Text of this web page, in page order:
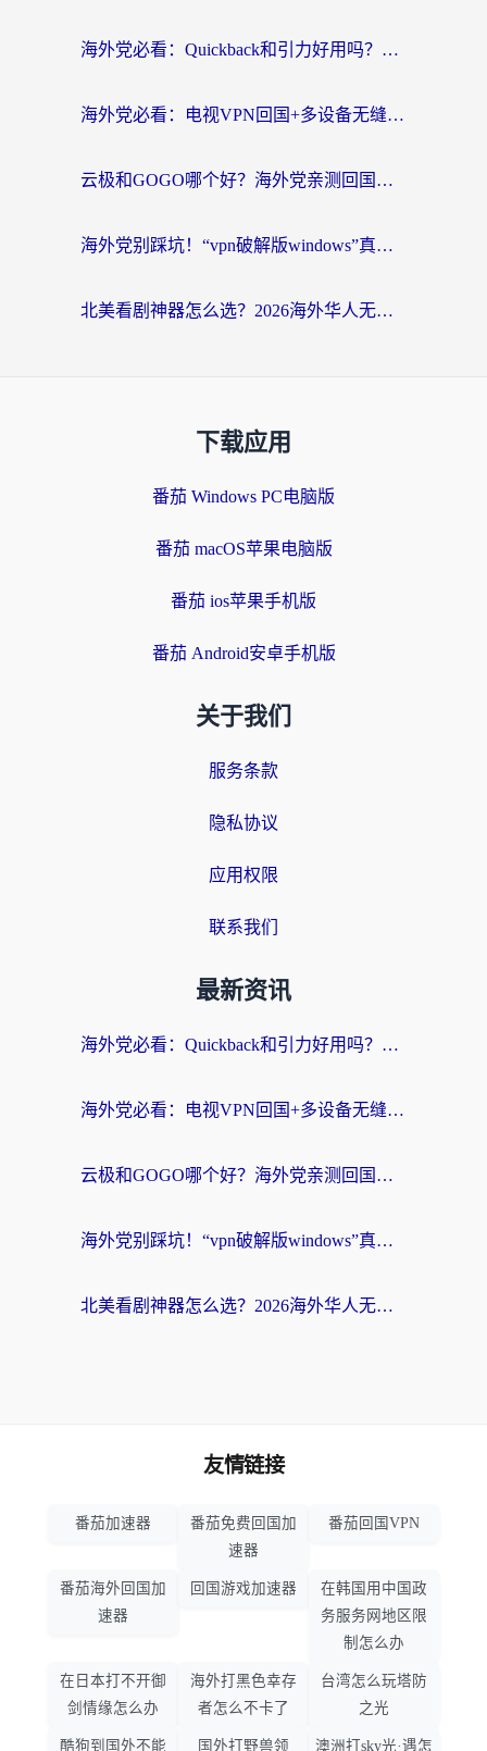
海外党必看：Quickback和引力好用吗？3分钟搞懂回国加速器怎么选
海外党必看：电视VPN回国+多设备无缝访问国内资源的实用指南
云极和GOGO哪个好？海外党亲测回国加速器选择指南（附iOS免费&Windows VPN实用技巧）
海外党别踩坑！“vpn破解版windows”真的能用？教你选对回国加速器无缝刷国内资源
北美看剧神器怎么选？2026海外华人无缝访问国内资源全攻略
下载应用
番茄 Windows PC电脑版
番茄 macOS苹果电脑版
番茄 ios苹果手机版
番茄 Android安卓手机版
关于我们
服务条款
隐私协议
应用权限
联系我们
最新资讯
海外党必看：Quickback和引力好用吗？3分钟搞懂回国加速器怎么选
海外党必看：电视VPN回国+多设备无缝访问国内资源的实用指南
云极和GOGO哪个好？海外党亲测回国加速器选择指南（附iOS免费&Windows VPN实用技巧）
海外党别踩坑！“vpn破解版windows”真的能用？教你选对回国加速器无缝刷国内资源
北美看剧神器怎么选？2026海外华人无缝访问国内资源全攻略
友情链接
番茄加速器
番茄免费回国加
速器
番茄回国VPN
番茄海外回国加
速器
回国游戏加速器
在韩国用中国政
务服务网地区限
制怎么办
在日本打不开御
剑情缘怎么办
海外打黑色幸存
者怎么不卡了
台湾怎么玩塔防
之光
酷狗到国外不能 国外打野兽领 澳洲打sky光·遇怎